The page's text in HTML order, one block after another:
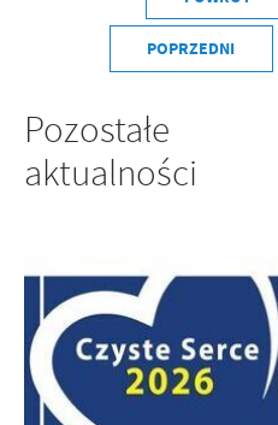
POPRZEDNI
Pozostałe
aktualności